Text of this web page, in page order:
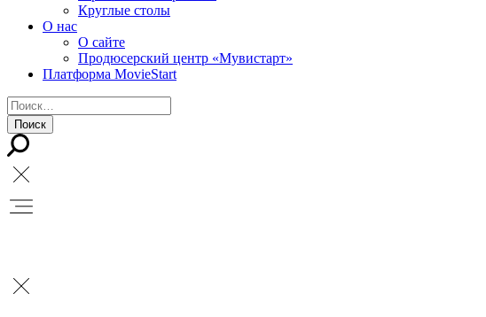
Круглые столы
О нас
О сайте
Продюсерский центр «Мувистарт»
Платформа MovieStart